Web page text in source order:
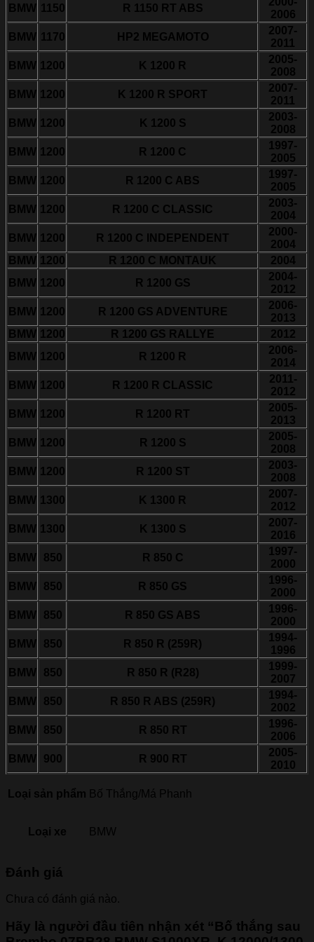
BMW
1150 R 1150 RT ABS
2006
BMW
1170 HP2 MEGAMOTO
2007-
2011
BMW
1200 K 1200 R
2005-
2008
BMW
1200 K 1200 R SPORT
2007-
2011
BMW
1200 K 1200 S
2003-
2008
BMW
1200 R 1200 C
1997-
2005
BMW
1200 R 1200 C ABS
1997-
2005
BMW
1200 R 1200 C CLASSIC
2003-
2004
BMW
1200 R 1200 C INDEPENDENT
2000-
2004
BMW
1200 R 1200 C MONTAUK
2004
BMW
1200 R 1200 GS
2004-
2012
BMW
1200 R 1200 GS ADVENTURE
2006-
2013
BMW
1200 R 1200 GS RALLYE
2012
BMW
1200 R 1200 R
2006-
2014
BMW
1200 R 1200 R CLASSIC
2011-
2012
BMW
1200 R 1200 RT
2005-
2013
BMW
1200 R 1200 S
2005-
2008
BMW
1200 R 1200 ST
2003-
2008
BMW
1300 K 1300 R
2007-
2012
BMW
1300 K 1300 S
2007-
2016
BMW
850 R 850 C
1997-
2000
BMW
850 R 850 GS
1996-
2000
BMW
850 R 850 GS ABS
1996-
2000
BMW
850 R 850 R (259R)
1994-
1996
BMW
850 R 850 R (R28)
1999-
2007
BMW
850 R 850 R ABS (259R)
1994-
2002
BMW
850 R 850 RT
1996-
2006
BMW
900 R 900 RT
2005-
2010
Loại sản phẩm Bố Thắng/Má Phanh
Loại xe BMW
Đánh giá
Chưa có đánh giá nào.
Hãy là người đầu tiên nhận xét “Bố thắng sau